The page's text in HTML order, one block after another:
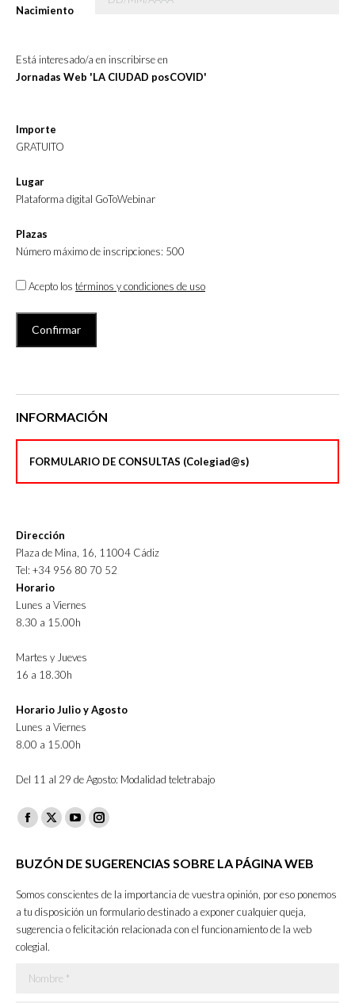
Nacimiento
Está interesado/a en inscribirse en
Jornadas Web 'LA CIUDAD posCOVID'
Importe
GRATUITO
Lugar
Plataforma digital GoToWebinar
Plazas
Número máximo de inscripciones: 500
Acepto los términos y condiciones de uso
INFORMACIÓN
FORMULARIO DE CONSULTAS (Colegiad@s)
Dirección
Plaza de Mina, 16, 11004 Cádiz
Tel: +34 956 80 70 52
Horario
Lunes a Viernes
8.30 a 15.00h
Martes y Jueves
16 a 18.30h
Horario Julio y Agosto
Lunes a Viernes
8.00 a 15.00h
Del 11 al 29 de Agosto: Modalidad teletrabajo
Facebook
opens
new
window
X
opens
new
window
YouTube
opens
new
window
Instagram
opens
in
new
window
BUZÓN DE SUGERENCIAS SOBRE LA PÁGINA WEB
Somos conscientes de la importancia de vuestra opinión, por eso ponemos
a tu disposición un formulario destinado a exponer cualquier queja,
sugerencia o felicitación relacionada con el funcionamiento de la web
colegial.
Nombre *